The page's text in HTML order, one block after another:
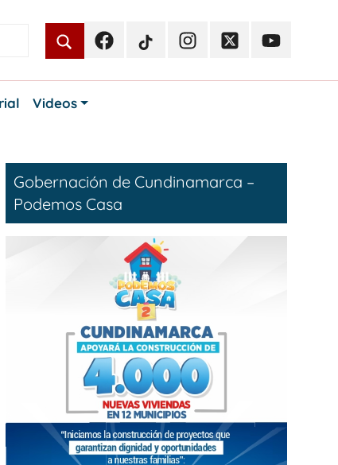
FacebookTikTokInstagramTwitterYoutube
Videos
Gobernación de Cundinamarca –
Podemos Casa